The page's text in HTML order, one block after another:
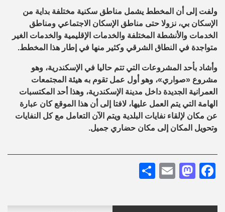
ولفت إلى أن المخطط يشمل مناطق سكنية مختلفة بداية من
الإسكان بي، نزولا حتى مناطق الإسكان الاجتماعي ومناطق
الخدمات والأنشطة المختلفة والخدمات الإقليمية والخدمات الغير
متواجدة في النطاق الشرقي وكثير منها في إطار هذا المخطط.
وأشاد بأحد المشروعات التي تتم حاليا في الإسكندرية، وهو
مشروع «صواري»، وهو أول عمل تقوم به هيئة المجتمعات
العمرانية الجديدة داخل مدينة الإسكندرية، وهذا أحد المكتسبات
الهامة التي يتم العمل عليها، لافتا إلى أن هذا الموقع كان عبارة
عن مكان لإلقاء نفايات البلدية ويتم الآن التعامل مع كل النفايات
وتحويل المكان إلى مكان حضاري جميل.
Facebook
Mastodon
Email